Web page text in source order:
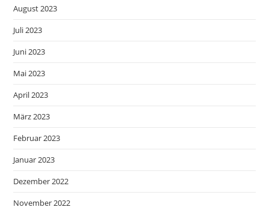
August 2023
Juli 2023
Juni 2023
Mai 2023
April 2023
März 2023
Februar 2023
Januar 2023
Dezember 2022
November 2022